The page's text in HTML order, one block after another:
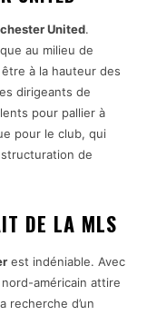
United.
au milieu de
à la hauteur des
dirigeants de
pour pallier à
pour le club, qui
de
DE LA MLS
est indéniable. Avec
américain attire
recherche d’un